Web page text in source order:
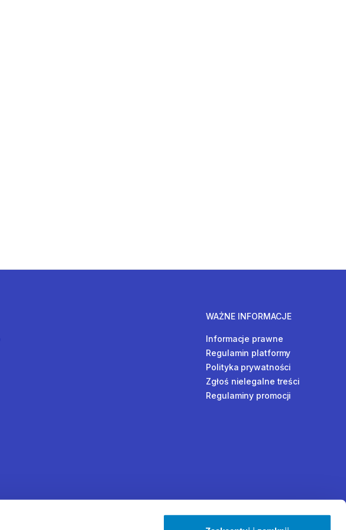
WAŻNE INFORMACJE
Informacje prawne
Regulamin platformy
Polityka prywatności
Zgłoś nielegalne treści
Regulaminy promocji